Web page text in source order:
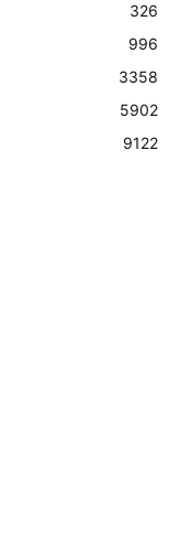
326
996
3358
5902
9122